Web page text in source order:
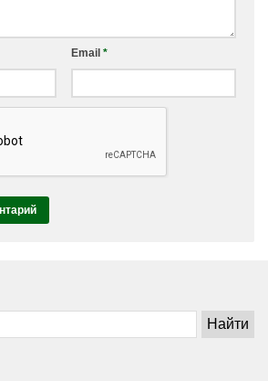
Email *